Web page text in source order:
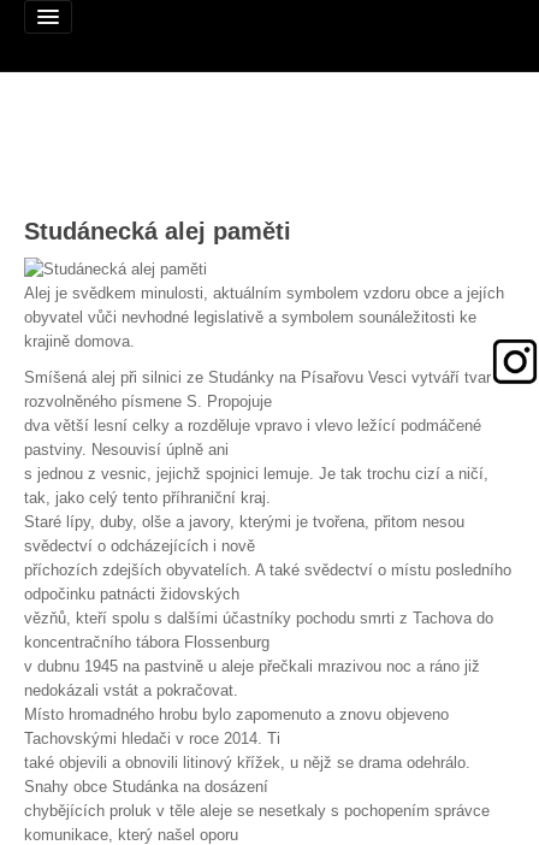
Nominujte alej
Nominované aleje
Podpořte
Pravidla
Výhry
Naši patroni
Mapa alejí
Spolupráce
Studánecká alej paměti
Alej je svědkem minulosti, aktuálním symbolem vzdoru obce a jejích
obyvatel vůči nevhodné legislativě a symbolem sounáležitosti ke
krajině domova.
Smíšená alej při silnici ze Studánky na Písařovu Vesci vytváří tvar
rozvolněného písmene S. Propojuje
dva větší lesní celky a rozděluje vpravo i vlevo ležící podmáčené
pastviny. Nesouvisí úplně ani
s jednou z vesnic, jejichž spojnici lemuje. Je tak trochu cizí a ničí,
tak, jako celý tento příhraniční kraj.
Staré lípy, duby, olše a javory, kterými je tvořena, přitom nesou
svědectví o odcházejících i nově
příchozích zdejších obyvatelích. A také svědectví o místu posledního
odpočinku patnácti židovských
vězňů, kteří spolu s dalšími účastníky pochodu smrti z Tachova do
koncentračního tábora Flossenburg
v dubnu 1945 na pastvině u aleje přečkali mrazivou noc a ráno již
nedokázali vstát a pokračovat.
Místo hromadného hrobu bylo zapomenuto a znovu objeveno
Tachovskými hledači v roce 2014. Ti
také objevili a obnovili litinový křížek, u nějž se drama odehrálo.
Snahy obce Studánka na dosázení
chybějících proluk v těle aleje se nesetkaly s pochopením správce
komunikace, který našel oporu